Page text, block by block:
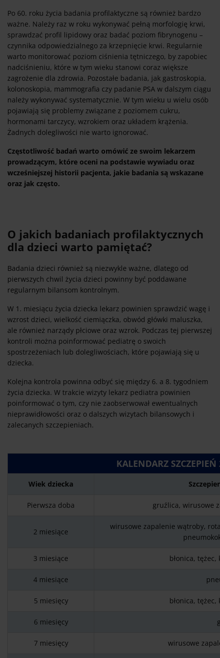
Po 60. roku życia badania profilaktyczne są również bardzo
ważne. Należy raz w roku wykonywać pełną morfologię krwi,
sprawdzać profil lipidowy oraz badać poziom fibrynogenu –
czynnika odpowiedzialnego za krzepnięcie krwi. Regularnie
warto monitorować poziom ciśnienia tętniczego, by zapobiec
nadciśnieniu, które w tym wieku stanowi coraz większe
zagrożenie dla zdrowia. Pozostałe badania, jak gastroskopia,
kolonoskopia, mammografia czy padanie PSA w dalszym ciągu
należy wykonywać systematycznie. W tym wieku u wielu osób
pojawiają się problemy związane z poziomem cukru,
hormonami tarczycy, wzrokiem oraz układem krążenia.
Żadnych dolegliwości nie warto ignorować.
Częstotliwość badań warto omówić ze swoim lekarzem
prowadzącym, które oceni na podstawie wywiadu oraz
wcześniejszej historii pacjenta, jakie badania są wskazane
oraz jak często.
O jakich badaniach profilaktycznych
dla dzieci warto pamiętać?
Badania dzieci również są niezwykle ważne, dlatego od
pierwszych chwil życia dzieci powinny być poddawane
regularnym bilansom kontrolnym.
W 1. miesiącu życia dziecka lekarz powinien sprawdzić wagę i
wzrost dzieci, wielkość ciemiączka, obwód główki maluszka,
ale również narządy płciowe oraz wzrok. Podczas tej pierwszej
kontroli można poinformować pediatrę o swoich
spostrzeżeniach lub dolegliwościach, które pojawiają się u
dziecka.
Kolejna kontrola powinna odbyć się między 6. a 8. tygodniem
życia dziecka. W trakcie wizyty lekarz pediatra powinien
poinformować o tym, czy nie zaobserwował ewentualnych
nieprawidłowości oraz o dalszych wizytach bilansowych i
zalecanych szczepieniach.
KALENDARZ
Wiek dziecka
Pierwsza doba gruźlica, wirusowe
2 miesiące
wirusowe zapalenie wątroby,
3 miesiące błonica,
4 miesiące
5 miesięcy błonica,
6 miesięcy
7 miesięcy wirusowe